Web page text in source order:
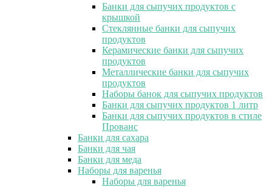
Банки для сыпучих продуктов с
крышкой
Стеклянные банки для сыпучих
продуктов
Керамические банки для сыпучих
продуктов
Металлические банки для сыпучих
продуктов
Наборы банок для сыпучих продуктов
Банки для сыпучих продуктов 1 литр
Банки для сыпучих продуктов в стиле
Прованс
Банки для сахара
Банки для чая
Банки для меда
Наборы для варенья
Наборы для варенья